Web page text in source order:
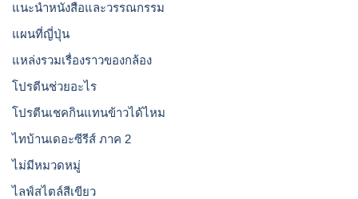
แนะนำหนังสือและวรรณกรรม
แผนที่ญี่ปุ่น
แหล่งรวมเรื่องราวของกล้อง
โปรตีนช่วยอะไร
โปรตีนเชคกินแทนข้าวได้ไหม
ไทบ้านเดอะซีรีส์ ภาค 2
ไม่มีหมวดหมู่
ไลฟ์สไตล์สีเขียว